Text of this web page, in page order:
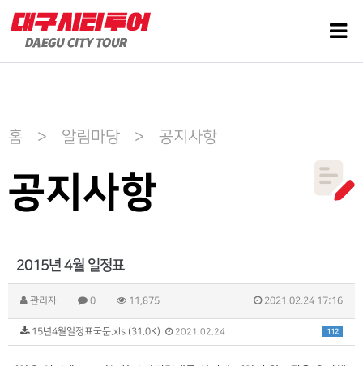
홈 > 알림마당 > 공지사항
공지사항
2015년 4월 일정표
관리자 0 11,875 2021.02.24 17:16
112
15년4월일정표국문.xls (31.0K) 2021.02.24